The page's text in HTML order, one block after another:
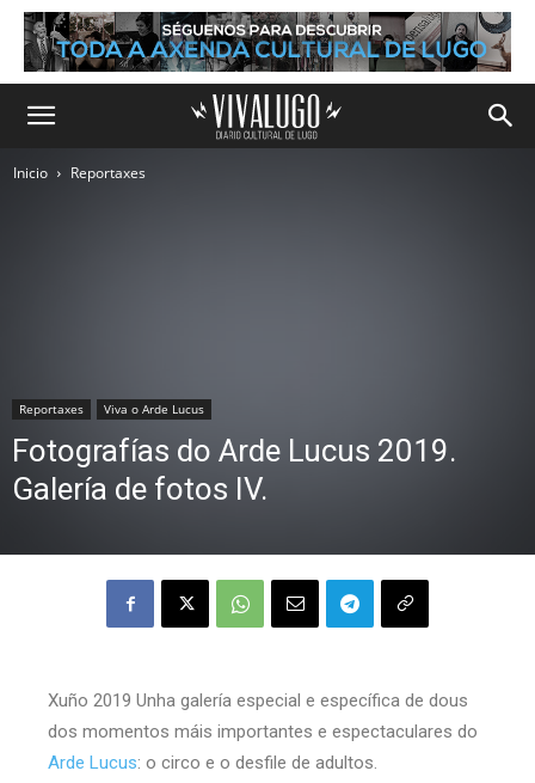
Inicio Reportaxes
Reportaxes Viva o Arde Lucus
Fotografías do Arde Lucus 2019.
Galería de fotos IV.
Xuño 2019 Unha galería especial e específica de dous
dos momentos máis importantes e espectaculares do
Arde Lucus: o circo e o desfile de adultos.